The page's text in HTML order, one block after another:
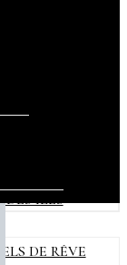
DES ÎLES
DE RÊVE